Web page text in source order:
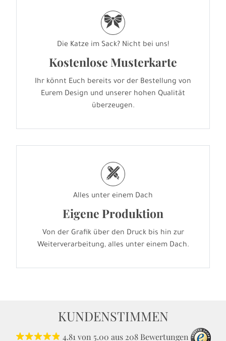
r
Die Katze im Sack? Nicht bei uns!
Kostenlose Musterkarte
Ihr könnt Euch bereits vor der Bestellung von
Eurem Design und unserer hohen Qualität
überzeugen.
h
Alles unter einem Dach
Eigene Produktion
Von der Grafik über den Druck bis hin zur
Weiterverarbeitung, alles unter einem Dach.
KUNDENSTIMMEN
4.81von 5.00 aus 208 Bewertungen